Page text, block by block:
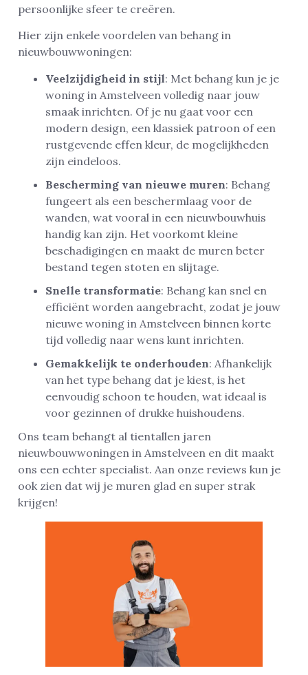
persoonlijke sfeer te creëren.
Hier zijn enkele voordelen van behang in
nieuwbouwwoningen:
Veelzijdigheid in stijl: Met behang kun je je
woning in Amstelveen volledig naar jouw
smaak inrichten. Of je nu gaat voor een
modern design, een klassiek patroon of een
rustgevende effen kleur, de mogelijkheden
zijn eindeloos.
Bescherming van nieuwe muren: Behang
fungeert als een beschermlaag voor de
wanden, wat vooral in een nieuwbouwhuis
handig kan zijn. Het voorkomt kleine
beschadigingen en maakt de muren beter
bestand tegen stoten en slijtage.
Snelle transformatie: Behang kan snel en
efficiënt worden aangebracht, zodat je jouw
nieuwe woning in Amstelveen binnen korte
tijd volledig naar wens kunt inrichten.
Gemakkelijk te onderhouden: Afhankelijk
van het type behang dat je kiest, is het
eenvoudig schoon te houden, wat ideaal is
voor gezinnen of drukke huishoudens.
Ons team behangt al tientallen jaren
nieuwbouwwoningen in Amstelveen en dit maakt
ons een echter specialist. Aan onze reviews kun je
ook zien dat wij je muren glad en super strak
krijgen!